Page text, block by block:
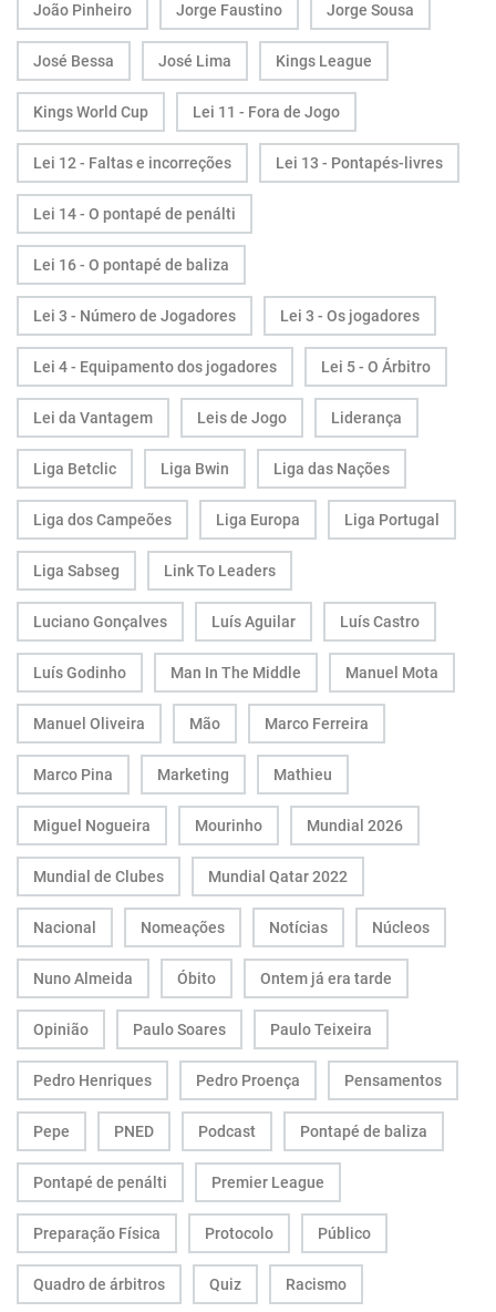
João Pinheiro Jorge Faustino Jorge Sousa
José Bessa José Lima Kings League
Kings World Cup Lei 11 - Fora de Jogo
Lei 12 - Faltas e incorreções Lei 13 - Pontapés-livres
Lei 14 - O pontapé de penálti
Lei 16 - O pontapé de baliza
Lei 3 - Número de Jogadores Lei 3 - Os jogadores
Lei 4 - Equipamento dos jogadores Lei 5 - O Árbitro
Lei da Vantagem Leis de Jogo Liderança
Liga Betclic Liga Bwin Liga das Nações
Liga dos Campeões Liga Europa Liga Portugal
Liga Sabseg Link To Leaders
Luciano Gonçalves Luís Aguilar Luís Castro
Luís Godinho Man In The Middle Manuel Mota
Manuel Oliveira Mão Marco Ferreira
Marco Pina Marketing Mathieu
Miguel Nogueira Mourinho Mundial 2026
Mundial de Clubes Mundial Qatar 2022
Nacional Nomeações Notícias Núcleos
Nuno Almeida Óbito Ontem já era tarde
Opinião Paulo Soares Paulo Teixeira
Pedro Henriques Pedro Proença Pensamentos
Pepe PNED Podcast Pontapé de baliza
Pontapé de penálti Premier League
Preparação Física Protocolo Público
Quadro de árbitros Quiz Racismo